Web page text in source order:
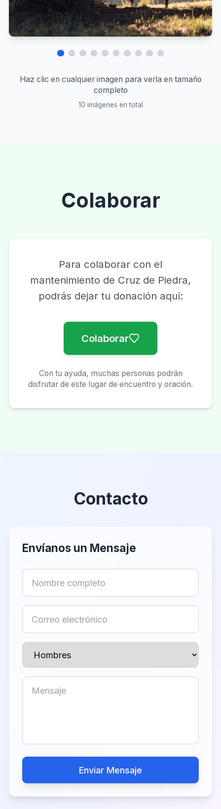
Haz clic en cualquier imagen para verla en tamaño
completo
10 imágenes en total
Colaborar
Para colaborar con el
mantenimiento de Cruz de Piedra,
podrás dejar tu donación aquí:
Colaborar
Con tu ayuda, muchas personas podrán
disfrutar de este lugar de encuentro y oración.
Contacto
Envíanos un Mensaje
Enviar Mensaje